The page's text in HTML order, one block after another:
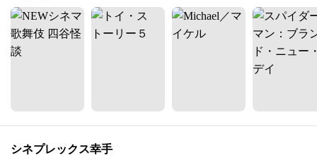
シネプレックス幸手